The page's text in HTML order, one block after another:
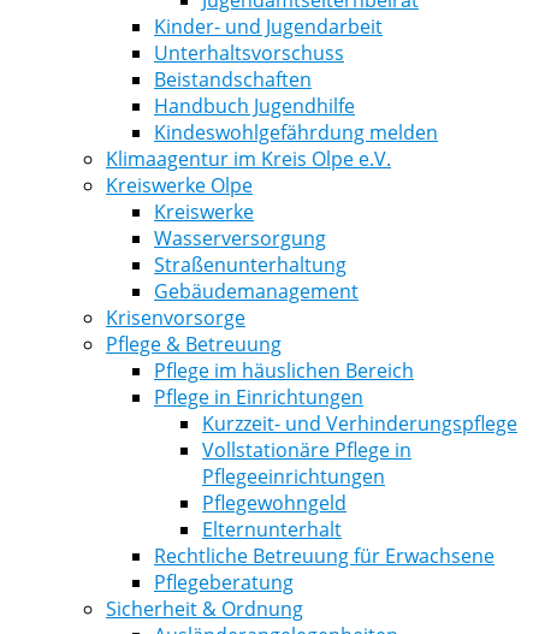
Kinder- und Jugendarbeit
Unterhaltsvorschuss
Beistandschaften
Handbuch Jugendhilfe
Kindeswohlgefährdung melden
Klimaagentur im Kreis Olpe e.V.
Kreiswerke Olpe
Kreiswerke
Wasserversorgung
Straßenunterhaltung
Gebäudemanagement
Krisenvorsorge
Pflege & Betreuung
Pflege im häuslichen Bereich
Pflege in Einrichtungen
Kurzzeit- und Verhinderungspflege
Vollstationäre Pflege in
Pflegeeinrichtungen
Pflegewohngeld
Elternunterhalt
Rechtliche Betreuung für Erwachsene
Pflegeberatung
Sicherheit & Ordnung